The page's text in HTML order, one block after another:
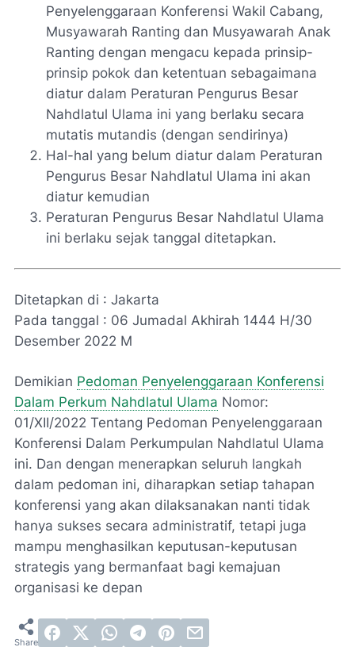
Penyelenggaraan Konferensi Wakil Cabang,
Musyawarah Ranting dan Musyawarah Anak
Ranting dengan mengacu kepada prinsip-
prinsip pokok dan ketentuan sebagaimana
diatur dalam Peraturan Pengurus Besar
Nahdlatul Ulama ini yang berlaku secara
mutatis mutandis (dengan sendirinya)
Hal-hal yang belum diatur dalam Peraturan
Pengurus Besar Nahdlatul Ulama ini akan
diatur kemudian
Peraturan Pengurus Besar Nahdlatul Ulama
ini berlaku sejak tanggal ditetapkan.
Ditetapkan di : Jakarta
Pada tanggal : 06 Jumadal Akhirah 1444 H/30
Desember 2022 M
Demikian Pedoman Penyelenggaraan Konferensi
Dalam Perkum Nahdlatul Ulama Nomor:
01/XII/2022 Tentang Pedoman Penyelenggaraan
Konferensi Dalam Perkumpulan Nahdlatul Ulama
ini. Dan dengan menerapkan seluruh langkah
dalam pedoman ini, diharapkan setiap tahapan
konferensi yang akan dilaksanakan nanti tidak
hanya sukses secara administratif, tetapi juga
mampu menghasilkan keputusan-keputusan
strategis yang bermanfaat bagi kemajuan
organisasi ke depan